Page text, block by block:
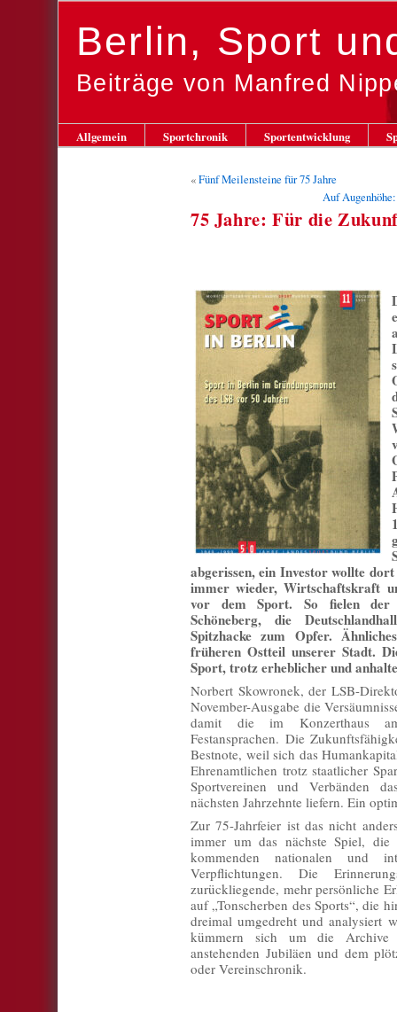
Berlin, Sport
Beiträge von Manfred
Allgemein Sportchronik Sportentwicklung
«Fünf Meilensteine für 75 Jahre
Auf
75 Jahre: Für die
abgerissen, ein Investor wollte
immer wieder, Wirtschaftskraft
vor dem Sport. So fielen der
Schöneberg, die
Spitzhacke zum Opfer.
früheren Ostteil unserer Stadt.
Sport, trotz erheblicher und
Norbert Skowronek, der LSB-
November-Ausgabe die
damit die im Konzerthaus am
Festansprachen. Die
Bestnote, weil sich das
Ehrenamtlichen trotz staatlicher
Sportvereinen und Verbänden
nächsten Jahrzehnte liefern. Ein
Zur 75-Jahrfeier ist das nicht
immer um das nächste Spiel, die
kommenden nationalen und
Verpflichtungen. Die
zurückliegende, mehr persönliche
auf „Tonscherben des Sports“, die
dreimal umgedreht und analysiert
kümmern sich um die
anstehenden Jubiläen und dem
oder Vereinschronik.